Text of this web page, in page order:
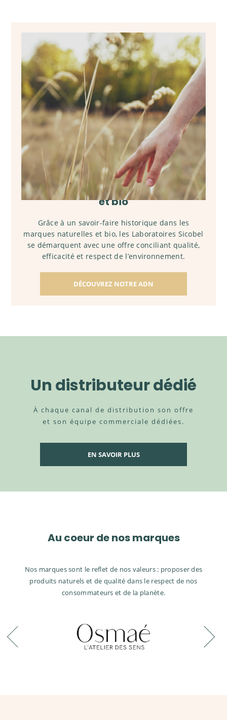
Révélateur de marques naturelles
et bio
Grâce à un savoir-faire historique dans les
marques naturelles et bio, les Laboratoires Sicobel
se démarquent avec une offre conciliant qualité,
efficacité et respect de l’environnement.
DÉCOUVREZ NOTRE ADN
Un distributeur dédié
À chaque canal de distribution son offre
et son équipe commerciale dédiées.
EN SAVOIR PLUS
Au coeur de nos marques
Nos marques sont le reflet de nos valeurs : proposer des
produits naturels et de qualité dans le respect de nos
consommateurs et de la planète.